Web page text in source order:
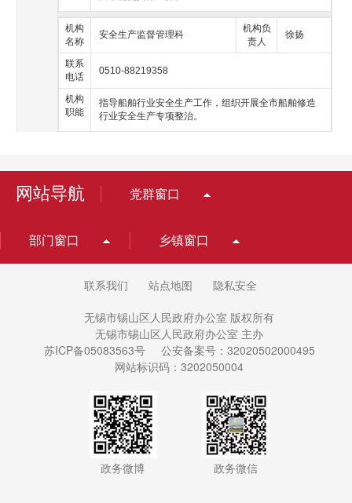
网站导航 党群窗口
部门窗口 乡镇窗口
联系我们 站点地图 隐私安全
无锡市锡山区人民政府办公室 版权所有
无锡市锡山区人民政府办公室 主办
苏ICP备05083563号
公安备案号：32020502000495
网站标识码：3202050004
政务微博 政务微信